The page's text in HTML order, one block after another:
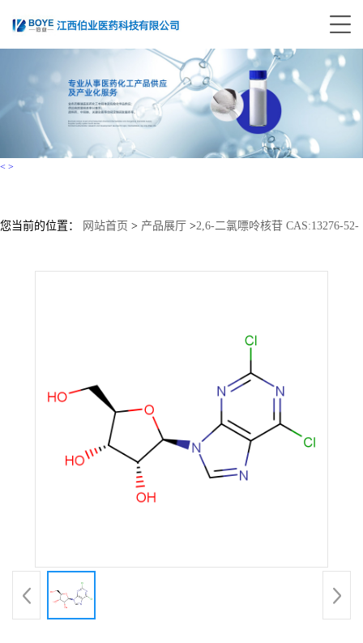
< >
您当前的位置： 网站首页 > 产品展厅 >2,6-二氯嘌呤核苷 CAS:13276-52-